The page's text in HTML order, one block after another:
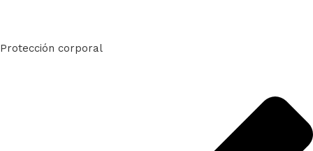
Protección corporal